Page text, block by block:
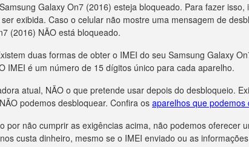
Galaxy On7 (2016) esteja bloqueado. Para fazer
exibida. Caso o celular não mostre uma mensagem de
(2016) NÃO está bloqueado.
duas formas de obter o IMEI do seu Samsung Galaxy
IMEI é um número de 15 dígitos único para cada aparelho.
atual, NÃO o que pretende usar depois do desbloqueio.
podemos desbloquear. Confira osaparelhos que podemos
por não cumprir as exigências acima, não podemos oferecer
custa dinheiro, mesmo se o IMEI enviado ou as